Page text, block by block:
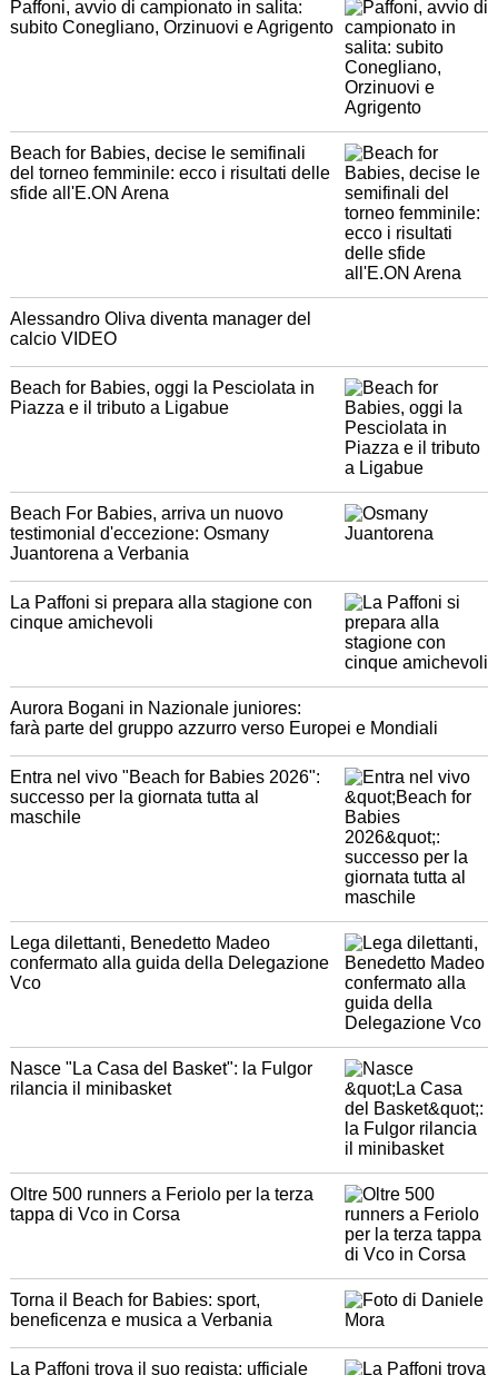
Paffoni, avvio di campionato in salita:
subito Conegliano, Orzinuovi e Agrigento
Beach for Babies, decise le semifinali
del torneo femminile: ecco i risultati delle
sfide all'E.ON Arena
Alessandro Oliva diventa manager del
calcio VIDEO
Beach for Babies, oggi la Pesciolata in
Piazza e il tributo a Ligabue
Beach For Babies, arriva un nuovo
testimonial d'eccezione: Osmany
Juantorena a Verbania
La Paffoni si prepara alla stagione con
cinque amichevoli
Aurora Bogani in Nazionale juniores:
farà parte del gruppo azzurro verso Europei e Mondiali
Entra nel vivo "Beach for Babies 2026":
successo per la giornata tutta al
maschile
Lega dilettanti, Benedetto Madeo
confermato alla guida della Delegazione
Vco
Nasce "La Casa del Basket": la Fulgor
rilancia il minibasket
Oltre 500 runners a Feriolo per la terza
tappa di Vco in Corsa
Torna il Beach for Babies: sport,
beneficenza e musica a Verbania
La Paffoni trova il suo regista: ufficiale